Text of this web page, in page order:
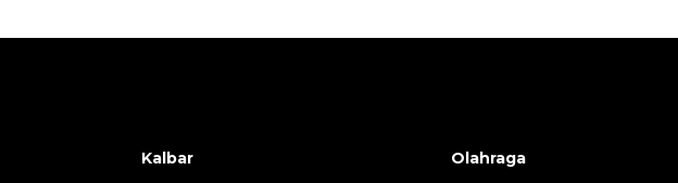
Kalbar
Olahraga